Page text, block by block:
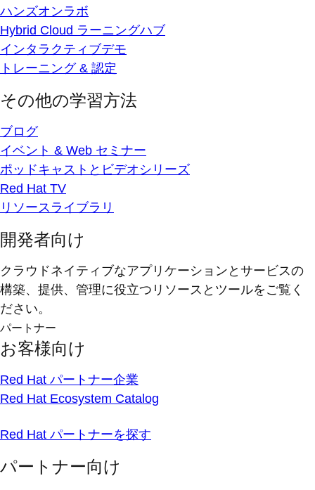
ハンズオンラボ
Hybrid Cloud ラーニングハブ
インタラクティブデモ
トレーニング & 認定
その他の学習方法
ブログ
イベント & Web セミナー
ポッドキャストとビデオシリーズ
Red Hat TV
リソースライブラリ
開発者向け
クラウドネイティブなアプリケーションとサービスの
構築、提供、管理に役立つリソースとツールをご覧く
ださい。
パートナー
お客様向け
Red Hat パートナー企業
Red Hat Ecosystem Catalog
Red Hat パートナーを探す
パートナー向け